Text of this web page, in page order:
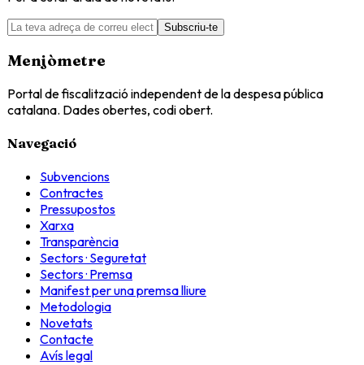
Subscriu-te
Menjòmetre
Portal de fiscalització independent de la despesa pública
catalana. Dades obertes, codi obert.
Navegació
Subvencions
Contractes
Pressupostos
Xarxa
Transparència
Sectors · Seguretat
Sectors · Premsa
Manifest per una premsa lliure
Metodologia
Novetats
Contacte
Avís legal